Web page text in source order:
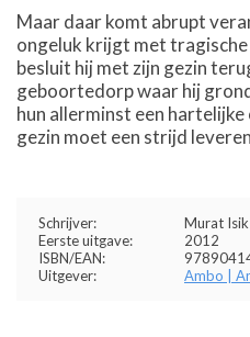
Maar daar komt abrupt
ongeluk krijgt met
besluit hij met zijn gezin
geboortedorp waar hij
hun allerminst een
gezin moet een strijd
Schrijver:
Murat Isik
Eerste uitgave:
2012
ISBN/EAN:
Uitgever:
Ambo |